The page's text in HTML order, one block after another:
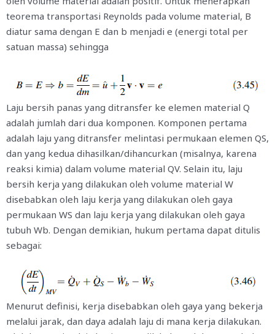
teorema transportasi Reynolds pada volume material, B
diatur sama dengan E dan b menjadi e (energi total per
satuan massa) sehingga
Laju bersih panas yang ditransfer ke elemen material Q
adalah jumlah dari dua komponen. Komponen pertama
adalah laju yang ditransfer melintasi permukaan elemen QS,
dan yang kedua dihasilkan/dihancurkan (misalnya, karena
reaksi kimia) dalam volume material QV. Selain itu, laju
bersih kerja yang dilakukan oleh volume material W
disebabkan oleh laju kerja yang dilakukan oleh gaya
permukaan WS dan laju kerja yang dilakukan oleh gaya
tubuh Wb. Dengan demikian, hukum pertama dapat ditulis
sebagai:
Menurut definisi, kerja disebabkan oleh gaya yang bekerja
melalui jarak, dan daya adalah laju di mana kerja dilakukan.